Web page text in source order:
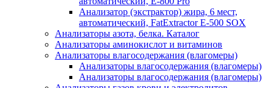
Анализатор (экстрактор) жира, 6 мест,
автоматический, FatExtractor E-500 SOX
Анализаторы азота, белка. Каталог
Анализаторы аминокислот и витаминов
Анализаторы влагосодержания (влагомеры)
Анализаторы влагосодержания (влагомеры)
Анализаторы влагосодержания (влагомеры)